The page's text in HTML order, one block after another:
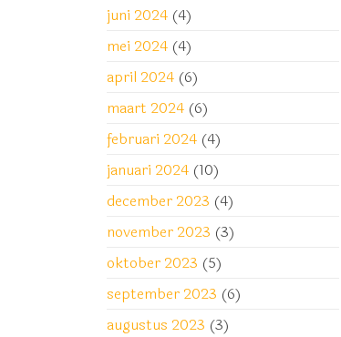
juni 2024 (4)
mei 2024 (4)
april 2024 (6)
maart 2024 (6)
februari 2024 (4)
januari 2024 (10)
december 2023 (4)
november 2023 (3)
oktober 2023 (5)
september 2023 (6)
augustus 2023 (3)